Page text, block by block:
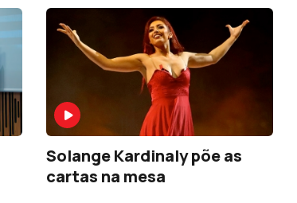
Solange Kardinaly põe as
cartas na mesa